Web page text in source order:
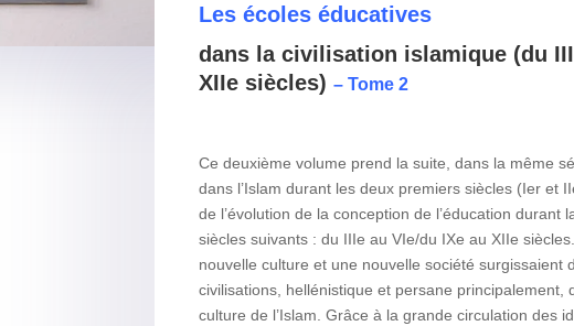
Les écoles éducatives
dans la civilisation islamique (du
XIIe siècles)– Tome 2
Ce deuxième volume prend la suite, dans la même
dans l’Islam durant les deux premiers siècles (Ier et
de l’évolution de la conception de l’éducation durant
siècles suivants : du IIIe au VIe/du IXe au XIIe
nouvelle culture et une nouvelle société surgissaient
civilisations, hellénistique et persane principalement,
culture de l’Islam. Grâce à la grande circulation des